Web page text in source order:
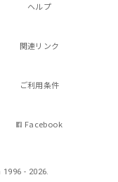
ヘルプ
関連リンク
ご利用条件
Facebook
- 2026.